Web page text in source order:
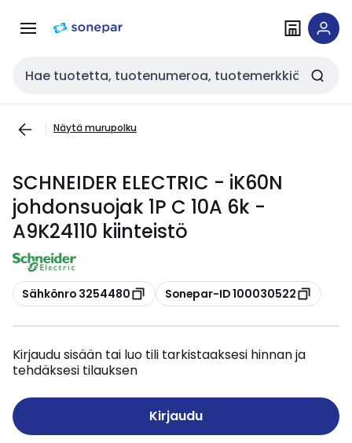
navigointiinsisältöön
Haku
Näytä murupolku
SCHNEIDER ELECTRIC - iK60N
johdonsuojak 1P C 10A 6k -
A9K24110 kiinteistö
Kopioi
Sähkönro 3254480 Kopioi
Sonepar-ID 100030522
Kirjaudu sisään tai luo tili tarkistaaksesi hinnan ja
tehdäksesi tilauksen
Kirjaudu